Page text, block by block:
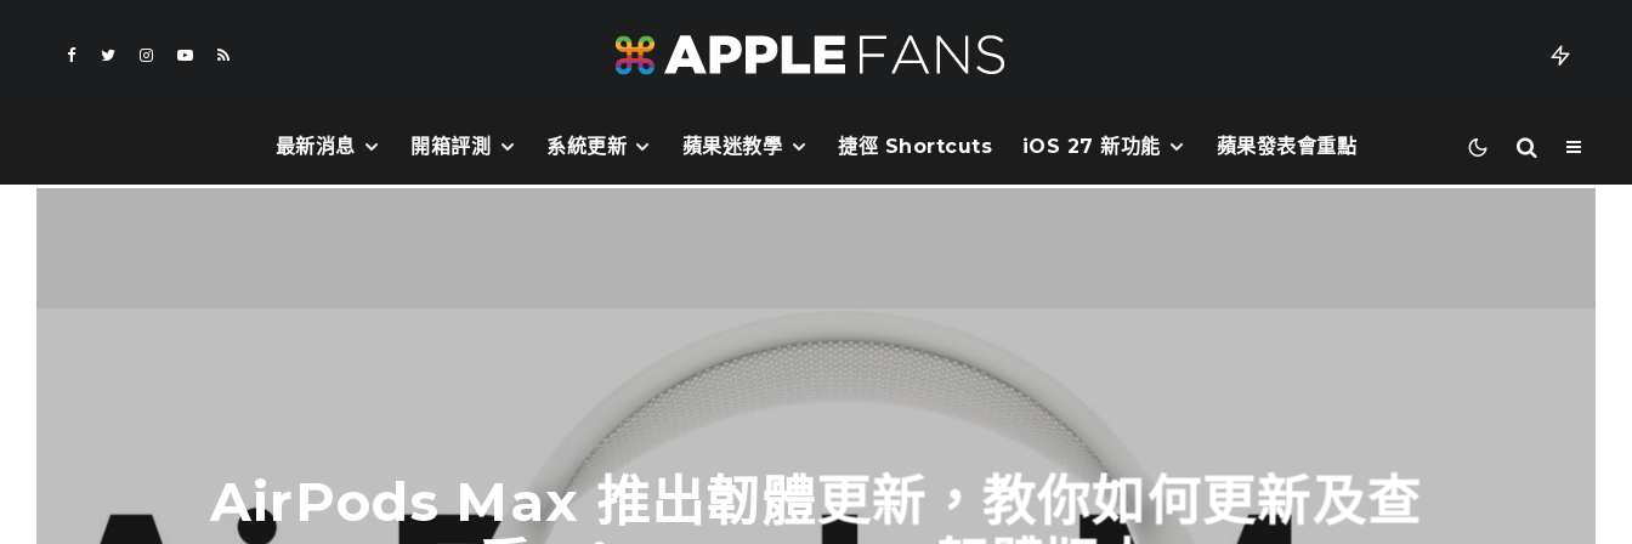
最新消息 開箱評測 系統更新 蘋果迷教學 捷徑 Shortcuts iOS 27 新功能 蘋果發表會重點
AirPods Max 推出韌體更新，教你如何更新及查